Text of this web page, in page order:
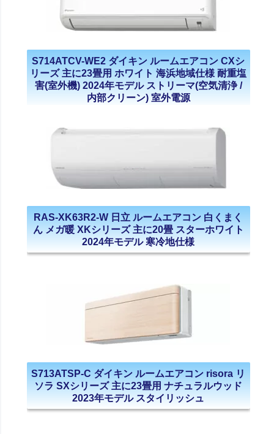
S714ATCV-WE2 ダイキン ルームエアコン CXシ
リーズ 主に23畳用 ホワイト 海浜地域仕様 耐重塩
害(室外機) 2024年モデル ストリーマ(空気清浄 /
内部クリーン) 室外電源
RAS-XK63R2-W 日立 ルームエアコン 白くまく
ん メガ暖 XKシリーズ 主に20畳 スターホワイト
2024年モデル 寒冷地仕様
S713ATSP-C ダイキン ルームエアコン risora リ
ソラ SXシリーズ 主に23畳用 ナチュラルウッド
2023年モデル スタイリッシュ